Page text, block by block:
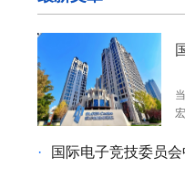
· 国际电子竞技委员